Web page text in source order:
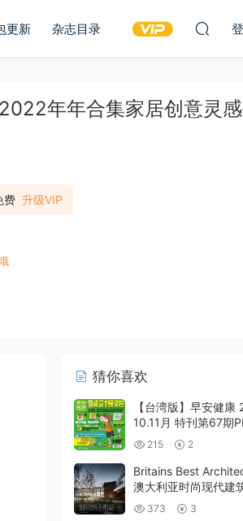
更新 杂志目录
年年合集家居创意灵
费 升级VIP
猜你喜欢
【台湾版】早安健康
10.11月 特刊第67期
215 2
Britains Best
澳大利亚时尚现代建
装饰室内pdf
373 3